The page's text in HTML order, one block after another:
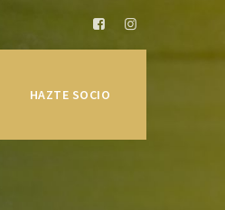
HAZTE SOCIO